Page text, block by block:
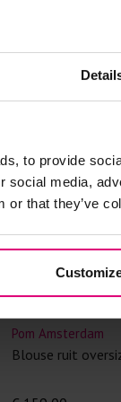
to provide
social media,
or that they’ve
Jansen Amsterdam
Blouse oversized